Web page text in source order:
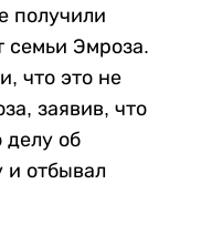
получили
семьи Эмроза.
что это не
заявив, что
делу об
и отбывал